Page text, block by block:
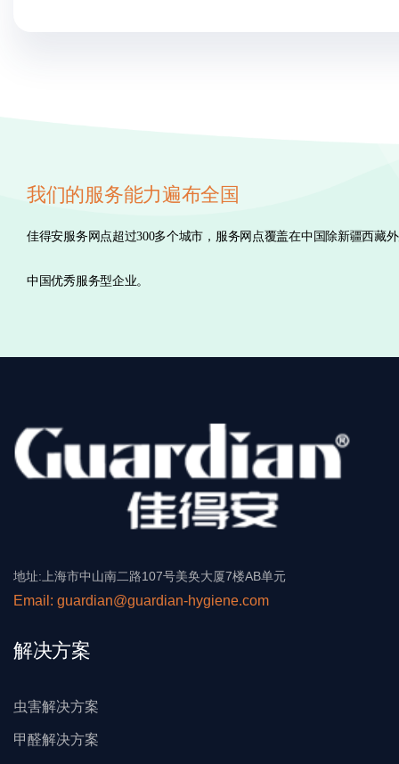
我们的服务能力遍布全国
佳得安服务网点超过300多个城市，服务网点覆盖在中国除新疆西藏
中国优秀服务型企业。
地址:上海市中山南二路107号美奂大厦7楼AB单元
Email: guardian@guardian-hygiene.com
解决方案
虫害解决方案
甲醛解决方案